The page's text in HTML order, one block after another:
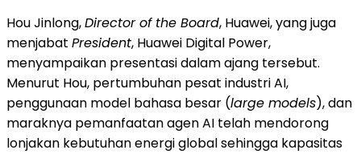
Hou Jinlong,Director of the Board, Huawei, yang juga
menjabat President, Huawei Digital Power,
menyampaikan presentasi dalam ajang tersebut.
Menurut Hou, pertumbuhan pesat industri AI,
penggunaan model bahasa besar (large models), dan
maraknya pemanfaatan agen AI telah mendorong
lonjakan kebutuhan energi global sehingga kapasitas